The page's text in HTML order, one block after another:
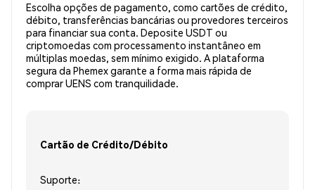
Escolha opções de pagamento, como cartões de crédito,
débito, transferências bancárias ou provedores terceiros
para financiar sua conta. Deposite USDT ou
criptomoedas com processamento instantâneo em
múltiplas moedas, sem mínimo exigido. A plataforma
segura da Phemex garante a forma mais rápida de
comprar UENS com tranquilidade.
Cartão de Crédito/Débito
Suporte: